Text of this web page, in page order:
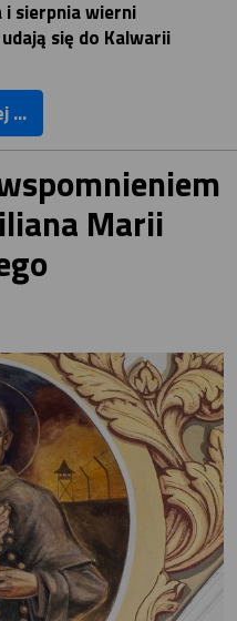
i sierpnia wierni
się do Kalwarii
...
Marii